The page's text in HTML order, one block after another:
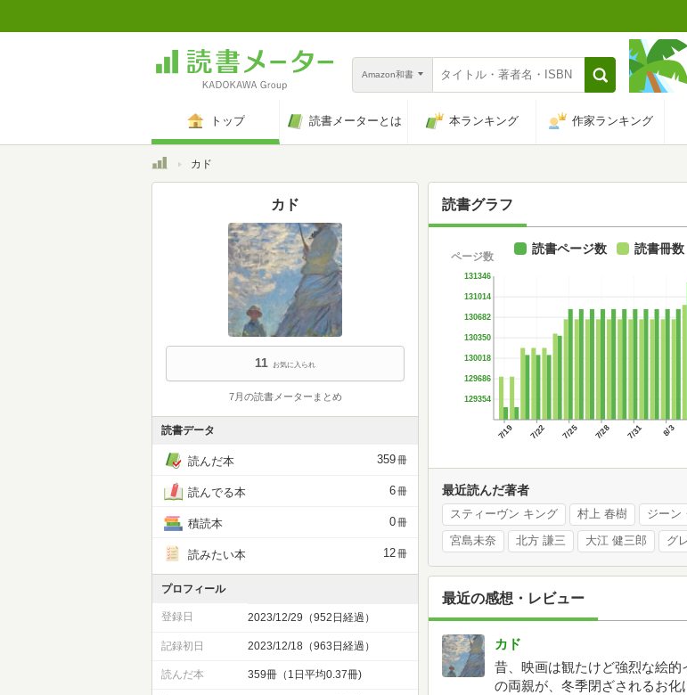
Amazon和書
トップ 読書メーターとは 本ランキング 作家ランキング
トップカド
読書グラフ
7/19 7/22 7/25 7/28 7/31 8/3
129354
129686
130018
130350
130682
131014
131346
ページ数
読書ページ数 読書冊数
最近読んだ著者
スティーヴン キング 村上 春樹 ジーン
宮島未奈 北方 謙三 大江 健三郎 グ
最近の感想・レビュー
カド
昔、映画は観たけど強烈な絵
の両親が、冬季閉ざされるお
カド
11 お気に入られ
7月の読書メーターまとめ
読書データ
読んだ本 359冊
読んでる本 6冊
積読本 0冊
読みたい本 12冊
プロフィール
登録日 2023/12/29（952日経過）
記録初日 2023/12/18（963日経過）
読んだ本 359冊（1日平均0.37冊)